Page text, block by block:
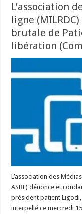
L’association
ligne
brutale de
libération
L’association des
ASBL) dénonce et
président patient Ligodi,
interpellé ce mercredi